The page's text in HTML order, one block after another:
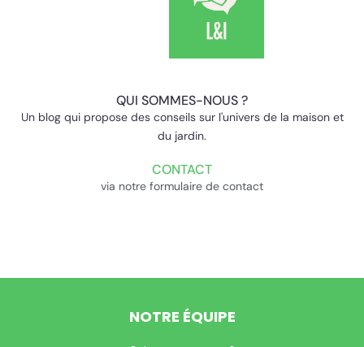
QUI SOMMES-NOUS ?
Un blog qui propose des conseils sur l'univers de la maison et
du jardin.
CONTACT
via notre formulaire de contact
NOTRE ÉQUIPE